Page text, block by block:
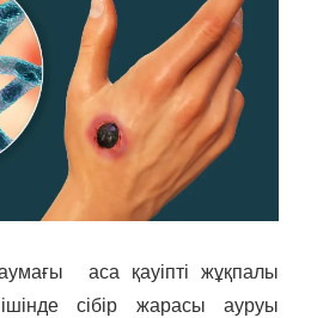
аса қауіпті жұқпалы
сібір жарасы ауруы